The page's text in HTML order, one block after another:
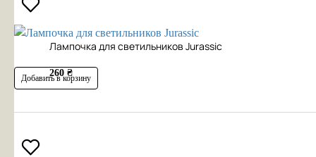
Лампочка для светильников Jurassic
260 ₴
Добавить в корзину